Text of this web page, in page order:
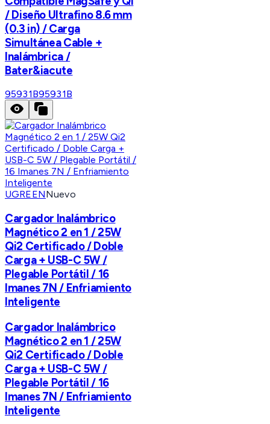
/ Diseño Ultrafino 8.6 mm
(0.3 in) / Carga
Simultánea Cable +
Inalámbrica /
Bater&iacute
95931B95931B
UGREENNuevo
Cargador Inalámbrico
Magnético 2 en 1 / 25W
Qi2 Certificado / Doble
Carga + USB-C 5W /
Plegable Portátil / 16
Imanes 7N / Enfriamiento
Inteligente
Cargador Inalámbrico
Magnético 2 en 1 / 25W
Qi2 Certificado / Doble
Carga + USB-C 5W /
Plegable Portátil / 16
Imanes 7N / Enfriamiento
Inteligente